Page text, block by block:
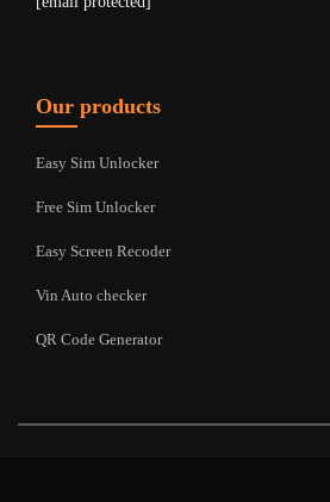
Our products
Easy Sim Unlocker
Free Sim Unlocker
Easy Screen Recoder
Vin Auto checker
QR Code Generator